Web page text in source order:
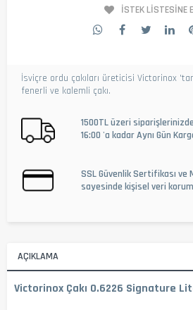
İSTEK LISTESINE
İsviçre ordu çakıları üreticisi Victorinox
fenerli ve kalemli çakı.
1500TL üzeri
16:00 'a kadar Aynı Gün
SSL Güvenlik Sertifikası ve
sayesinde kişisel veri
AÇIKLAMA
Victorinox Çakı 0.6226 Signature